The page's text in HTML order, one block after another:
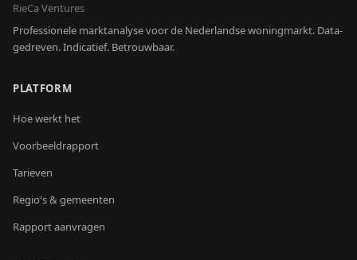
RieCa Ventures
Professionele marktanalyse voor de Nederlandse woningmarkt. Data-
gedreven. Indicatief. Betrouwbaar.
PLATFORM
Hoe werkt het
Voorbeeldrapport
Tarieven
Regio's & gemeenten
Rapport aanvragen